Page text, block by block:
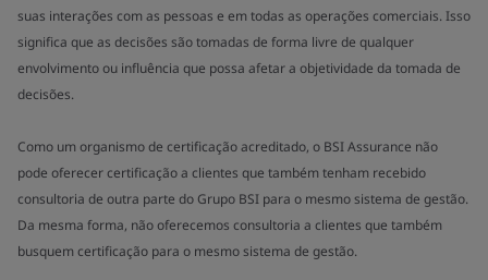
suas interações com as pessoas e em todas as operações comerciais. Isso
significa que as decisões são tomadas de forma livre de qualquer
envolvimento ou influência que possa afetar a objetividade da tomada de
decisões.
Como um organismo de certificação acreditado, o BSI Assurance não
pode oferecer certificação a clientes que também tenham recebido
consultoria de outra parte do Grupo BSI para o mesmo sistema de gestão.
Da mesma forma, não oferecemos consultoria a clientes que também
busquem certificação para o mesmo sistema de gestão.